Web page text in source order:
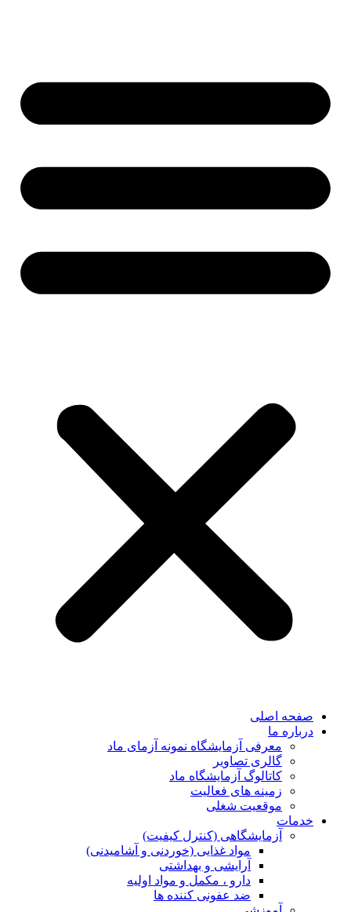
صفحه اصلی
درباره ما
معرفی آزمایشگاه نمونه آزمای ماد
گالری تصاویر
کاتالوگ آزمایشگاه ماد
زمینه های فعالیت
موقعیت شغلی
خدمات
آزمایشگاهی (کنترل کیفیت)
مواد غذایی (خوردنی و آشامیدنی)
آرایشی و بهداشتی
دارو ، مکمل و مواد اولیه
ضد عفونی کننده ها